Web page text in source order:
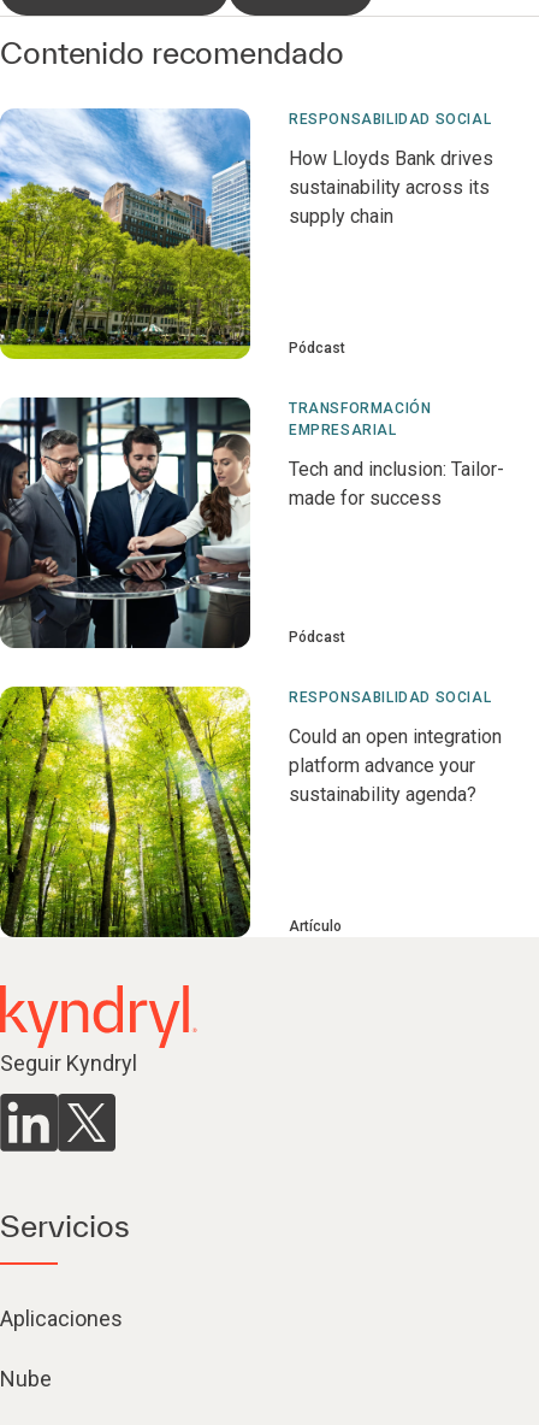
Contenido recomendado
RESPONSABILIDAD SOCIAL
How Lloyds Bank drives
sustainability across its
supply chain
Pódcast
TRANSFORMACIÓN
EMPRESARIAL
Tech and inclusion: Tailor-
made for success
Pódcast
RESPONSABILIDAD SOCIAL
Could an open integration
platform advance your
sustainability agenda?
Artículo
Seguir Kyndryl
Servicios
Aplicaciones
Nube